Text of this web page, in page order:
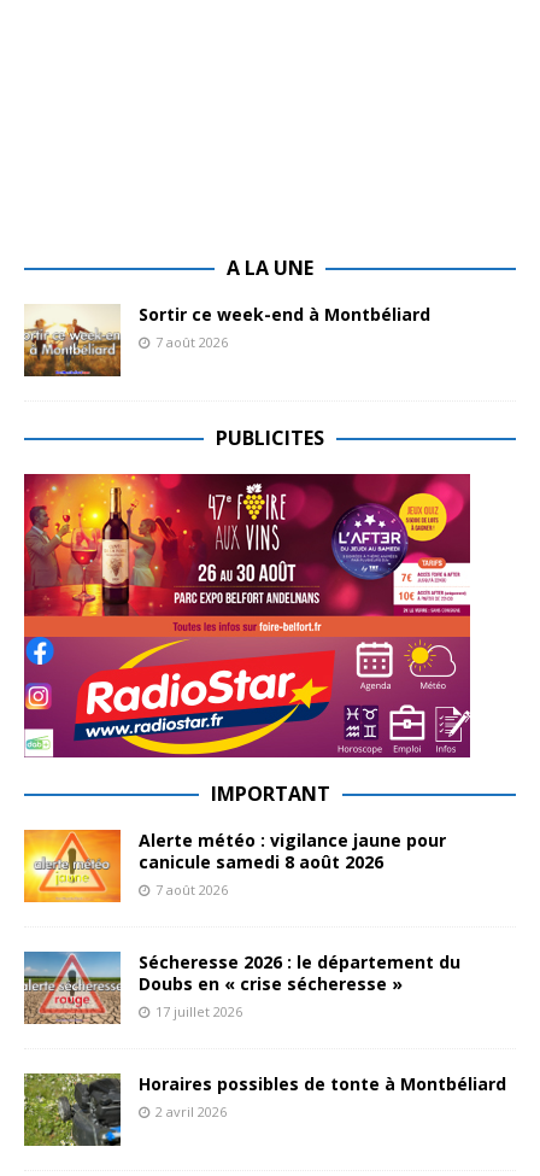
A LA UNE
Sortir ce week-end à Montbéliard
7 août 2026
PUBLICITES
IMPORTANT
Alerte météo : vigilance jaune pour
canicule samedi 8 août 2026
7 août 2026
Sécheresse 2026 : le département du
Doubs en « crise sécheresse »
17 juillet 2026
Horaires possibles de tonte à Montbéliard
2 avril 2026